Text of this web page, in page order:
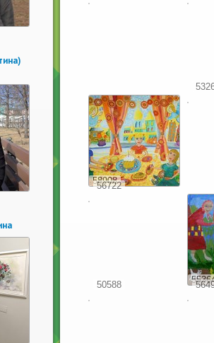
58908
56722
50588